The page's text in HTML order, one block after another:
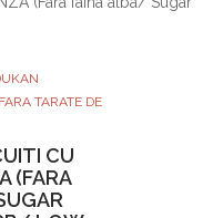
TARATE DE
CU
(FARA